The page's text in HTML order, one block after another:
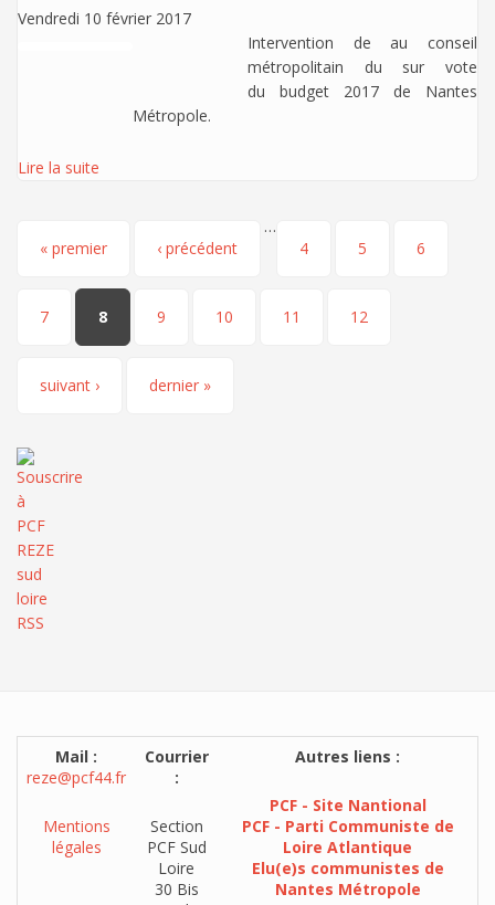
Vendredi 10 février 2017
Intervention deau conseil
métropolitain du sur vote
du budget 2017 de Nantes
Métropole.
Lire la suite
Pages
« premier ‹ précédent
…
4
5 6
7 8 9 10 11 12
suivant › dernier »
Mail :
reze@pcf44.fr
Mentions
légales
Courrier
:
Section
PCF Sud
Loire
30 Bis
Autres liens :
PCF - Site Nantional
PCF - Parti Communiste de
Loire Atlantique
Elu(e)s communistes de
Nantes Métropole